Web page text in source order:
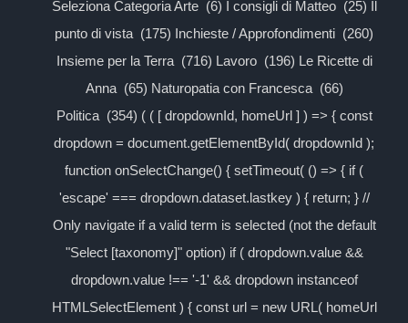
Seleziona Categoria Arte (6) I consigli di Matteo (25) Il
punto di vista (175) Inchieste / Approfondimenti (260)
Insieme per la Terra (716) Lavoro (196) Le Ricette di
Anna (65) Naturopatia con Francesca (66)
Politica (354) ( ( [ dropdownId, homeUrl ] ) => { const
dropdown = document.getElementById( dropdownId );
function onSelectChange() { setTimeout( () => { if (
'escape' === dropdown.dataset.lastkey ) { return; } //
Only navigate if a valid term is selected (not the default
"Select [taxonomy]" option) if ( dropdown.value &&
dropdown.value !== '-1' && dropdown instanceof
HTMLSelectElement ) { const url = new URL( homeUrl